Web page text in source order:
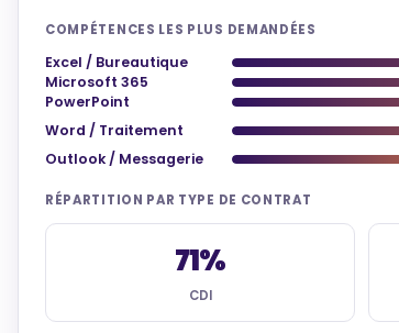
COMPÉTENCES LES PLUS DEMANDÉES
Excel / Bureautique
Microsoft 365
PowerPoint
Word / Traitement
Outlook / Messagerie
RÉPARTITION PAR TYPE DE CONTRAT
71%
CDI